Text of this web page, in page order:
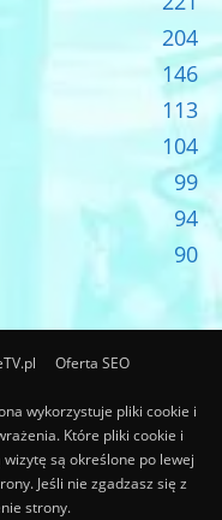
204
146
113
104
99
94
90
Oferta SEO
wykorzystuje pliki cookie i
Które pliki cookie i
są określone po lewej
Jeśli nie zgadzasz się z
strony.